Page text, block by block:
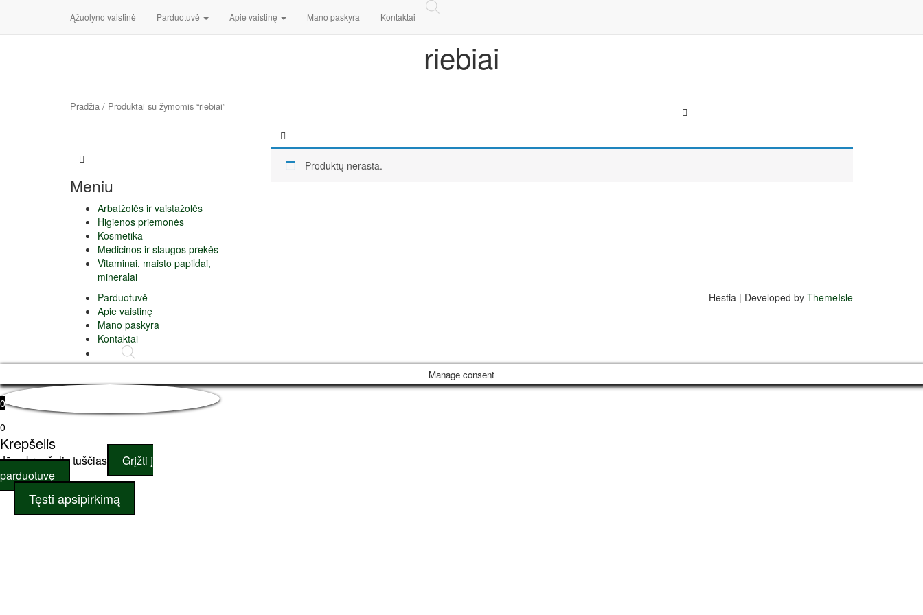
Ąžuolyno vaistinė Parduotuvė Apie vaistinę Mano paskyra Kontaktai
riebiai
Pradžia / Produktai su žymomis “riebiai”
Meniu
Arbatžolės ir vaistažolės
Higienos priemonės
Kosmetika
Medicinos ir slaugos prekės
Vitaminai, maisto papildai,
mineralai
Produktų nerasta.
Parduotuvė
Apie vaistinę
Mano paskyra
Kontaktai
Hestia | Developed by ThemeIsle
Manage consent
0
0
Krepšelis
Jūsų krepšelis tuščias
Grįžti į
parduotuvę
Tęsti apsipirkimą